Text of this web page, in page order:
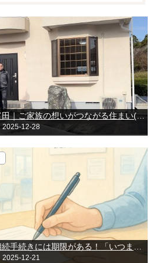
【ご成約御礼】大網白里市富田｜ご家族の想いがつながる住まい(センチュリー21英知 船橋店）
2025-12-28
2025-12-21